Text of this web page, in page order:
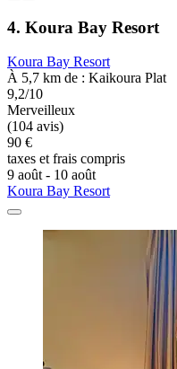
4. Koura Bay Resort
Koura Bay Resort
À 5,7 km de : Kaikoura Plat
9,2/10
Merveilleux
(104 avis)
90 €
taxes et frais compris
9 août - 10 août
Koura Bay Resort